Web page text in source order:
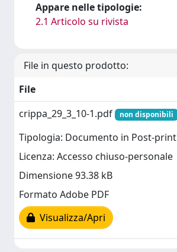
Appare nelle tipologie:
2.1 Articolo su rivista
File in questo prodotto:
File
crippa_29_3_10-1.pdf
non disponibili
Tipologia: Documento in Post-print
Licenza: Accesso chiuso-personale
Dimensione 93.38 kB
Formato Adobe PDF
Visualizza/Apri